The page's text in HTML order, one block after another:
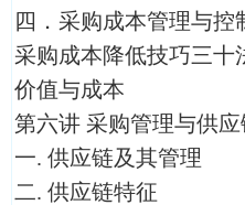
四．采购成本管理与控
采购成本降低技巧三十
价值与成本
第六讲 采购管理与供应
一. 供应链及其管理
二. 供应链特征